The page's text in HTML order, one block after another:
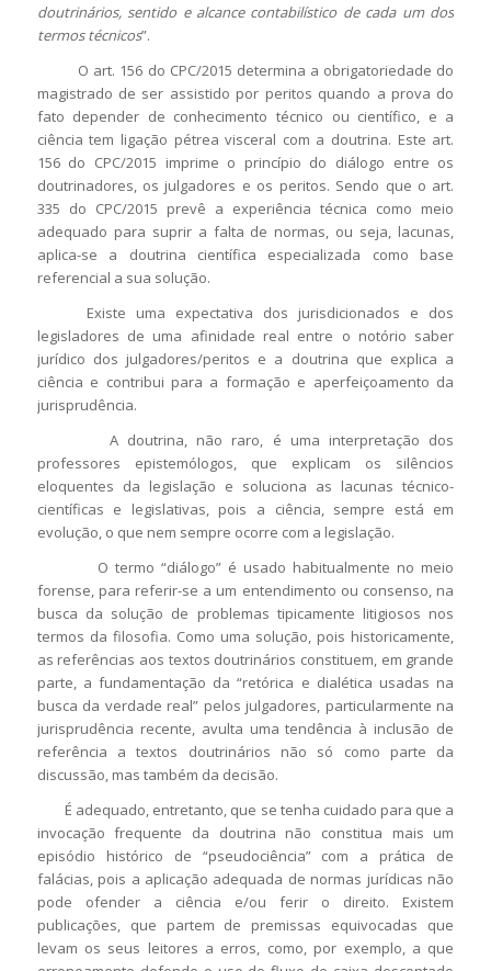
doutrinários, sentido e alcance contabilístico de cada um dos
termos técnicos”.
O art. 156 do CPC/2015 determina a obrigatoriedade do
magistrado de ser assistido por peritos quando a prova do
fato depender de conhecimento técnico ou científico, e a
ciência tem ligação pétrea visceral com a doutrina. Este art.
156 do CPC/2015 imprime o princípio do diálogo entre os
doutrinadores, os julgadores e os peritos. Sendo que o art.
335 do CPC/2015 prevê a experiência técnica como meio
adequado para suprir a falta de normas, ou seja, lacunas,
aplica-se a doutrina científica especializada como base
referencial a sua solução.
Existe uma expectativa dos jurisdicionados e dos
legisladores de uma afinidade real entre o notório saber
jurídico dos julgadores/peritos e a doutrina que explica a
ciência e contribui para a formação e aperfeiçoamento da
jurisprudência.
A doutrina, não raro, é uma interpretação dos
professores epistemólogos, que explicam os silêncios
eloquentes da legislação e soluciona as lacunas técnico-
científicas e legislativas, pois a ciência, sempre está em
evolução, o que nem sempre ocorre com a legislação.
O termo “diálogo” é usado habitualmente no meio
forense, para referir-se a um entendimento ou consenso, na
busca da solução de problemas tipicamente litigiosos nos
termos da filosofia. Como uma solução, pois historicamente,
as referências aos textos doutrinários constituem, em grande
parte, a fundamentação da “retórica e dialética usadas na
busca da verdade real” pelos julgadores, particularmente na
jurisprudência recente, avulta uma tendência à inclusão de
referência a textos doutrinários não só como parte da
discussão, mas também da decisão.
É adequado, entretanto, que se tenha cuidado para que a
invocação frequente da doutrina não constitua mais um
episódio histórico de “pseudociência” com a prática de
falácias, pois a aplicação adequada de normas jurídicas não
pode ofender a ciência e/ou ferir o direito. Existem
publicações, que partem de premissas equivocadas que
levam os seus leitores a erros, como, por exemplo, a que